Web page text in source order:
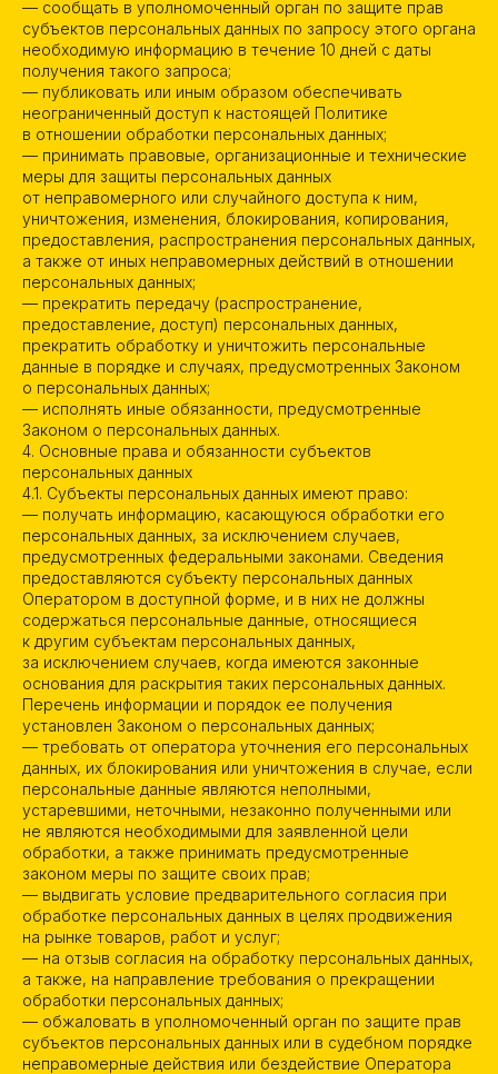
— сообщать в уполномоченный орган по защите прав
субъектов персональных данных по запросу этого органа
необходимую информацию в течение 10 дней с даты
получения такого запроса;
— публиковать или иным образом обеспечивать
неограниченный доступ к настоящей Политике
в отношении обработки персональных данных;
— принимать правовые, организационные и технические
меры для защиты персональных данных
от неправомерного или случайного доступа к ним,
уничтожения, изменения, блокирования, копирования,
предоставления, распространения персональных данных,
а также от иных неправомерных действий в отношении
персональных данных;
— прекратить передачу (распространение,
предоставление, доступ) персональных данных,
прекратить обработку и уничтожить персональные
данные в порядке и случаях, предусмотренных Законом
о персональных данных;
— исполнять иные обязанности, предусмотренные
Законом о персональных данных.
4. Основные права и обязанности субъектов
персональных данных
4.1. Субъекты персональных данных имеют право:
— получать информацию, касающуюся обработки его
персональных данных, за исключением случаев,
предусмотренных федеральными законами. Сведения
предоставляются субъекту персональных данных
Оператором в доступной форме, и в них не должны
содержаться персональные данные, относящиеся
к другим субъектам персональных данных,
за исключением случаев, когда имеются законные
основания для раскрытия таких персональных данных.
Перечень информации и порядок ее получения
установлен Законом о персональных данных;
— требовать от оператора уточнения его персональных
данных, их блокирования или уничтожения в случае, если
персональные данные являются неполными,
устаревшими, неточными, незаконно полученными или
не являются необходимыми для заявленной цели
обработки, а также принимать предусмотренные
законом меры по защите своих прав;
— выдвигать условие предварительного согласия при
обработке персональных данных в целях продвижения
на рынке товаров, работ и услуг;
— на отзыв согласия на обработку персональных данных,
а также, на направление требования о прекращении
обработки персональных данных;
— обжаловать в уполномоченный орган по защите прав
субъектов персональных данных или в судебном порядке
неправомерные действия или бездействие Оператора